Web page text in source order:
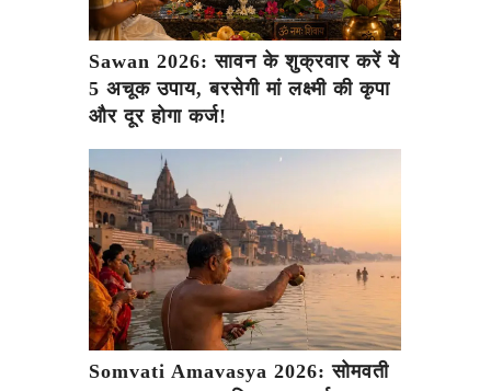
Sawan 2026: सावन के शुक्रवार करें ये
5 अचूक उपाय, बरसेगी मां लक्ष्मी की कृपा
और दूर होगा कर्ज!
Somvati Amavasya 2026: सोमवती